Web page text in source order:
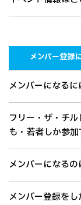
メンバー登録
メンバーになる
フリー・ザ・チ
も・若者しか参
メンバーになる
メンバー登録を